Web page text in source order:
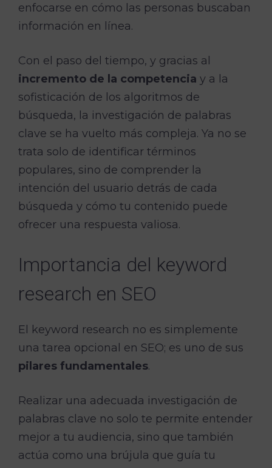
enfocarse en cómo las personas buscaban
información en línea.
Con el paso del tiempo, y gracias al
incremento de la competencia y a la
sofisticación de los algoritmos de
búsqueda, la investigación de palabras
clave se ha vuelto más compleja. Ya no se
trata solo de identificar términos
populares, sino de comprender la
intención del usuario detrás de cada
búsqueda y cómo tu contenido puede
ofrecer una respuesta valiosa.
Importancia del keyword
research en SEO
El keyword research no es simplemente
una tarea opcional en SEO; es uno de sus
pilares fundamentales.
Realizar una adecuada investigación de
palabras clave no solo te permite entender
mejor a tu audiencia, sino que también
actúa como una brújula que guía tu